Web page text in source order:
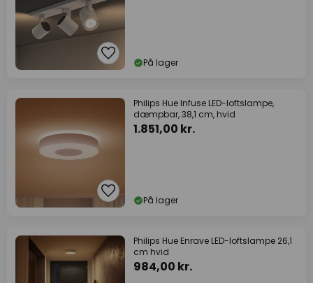
På lager
Philips Hue Infuse LED-loftslampe,
dæmpbar, 38,1 cm, hvid
1.851,00 kr.
På lager
Philips Hue Enrave LED-loftslampe 26,1
cm hvid
984,00 kr.